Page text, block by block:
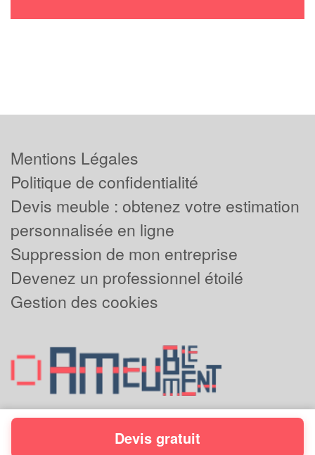
Mentions Légales
Politique de confidentialité
Devis meuble : obtenez votre estimation
personnalisée en ligne
Suppression de mon entreprise
Devenez un professionnel étoilé
Gestion des cookies
Powered byPlus que pro
Devis gratuit